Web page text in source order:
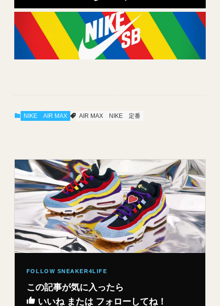
NIKE AIR MAX AIR MAX NIKE 定番
この記事が気に入ったら
いいね または フォローしてね！